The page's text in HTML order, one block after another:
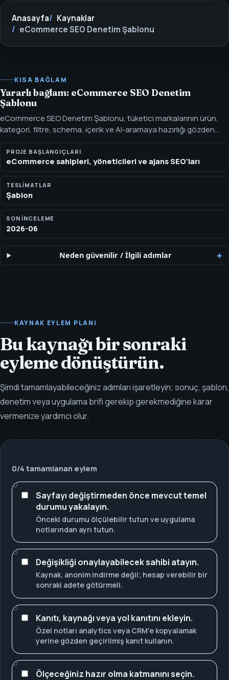
Anasayfa
Kaynaklar
eCommerce SEO Denetim Şablonu
KISA BAĞLAM
Yararlı bağlam: eCommerce SEO Denetim
Şablonu
eCommerce SEO Denetim Şablonu, tüketici markalarının ürün,
kategori, filtre, schema, içerik ve AI-aramaya hazırlığı gözden
geçirmesine yardımcı olur. Ürün sayfaları, kategori mimarisi,
faceted navigation, schema ve AI arama için SEOH'ın
eCommerce SEO Denetim Şablonunu isteyin.
PROJE BAŞLANGIÇLARI
eCommerce sahipleri, yöneticileri ve ajans SEO'ları
TESLIMATLAR
Şablon
SON INCELEME
2026-06
Neden güvenilir /İlgili adımlar
KAYNAK EYLEM PLANI
Bu kaynağı bir sonraki
eyleme dönüştürün.
Şimdi tamamlayabileceğiniz adımları işaretleyin; sonuç, şablon,
denetim veya uygulama brifi gerekip gerekmediğine karar
vermenize yardımcı olur.
0/4 tamamlanan eylem
Sayfayı değiştirmeden önce mevcut temel
durumu yakalayın.
Önceki durumu ölçülebilir tutun ve uygulama
notlarından ayrı tutun.
Değişikliği onaylayabilecek sahibi atayın.
Kaynak, anonim indirme değil; hesap verebilir bir
sonraki adete götürmeli.
Kanıtı, kaynağı veya yol kanıtını ekleyin.
Özel notları analytics veya CRM'e kopyalamak
yerine gözden geçirilmiş kanıt kullanın.
Ölçeceğiniz hazır olma katmanını seçin.